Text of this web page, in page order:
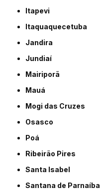
Itapevi
Itaquaquecetuba
Jandira
Jundiaí
Mairiporã
Mauá
Mogi das Cruzes
Osasco
Poá
Ribeirão Pires
Santa Isabel
Santana de Parnaíba